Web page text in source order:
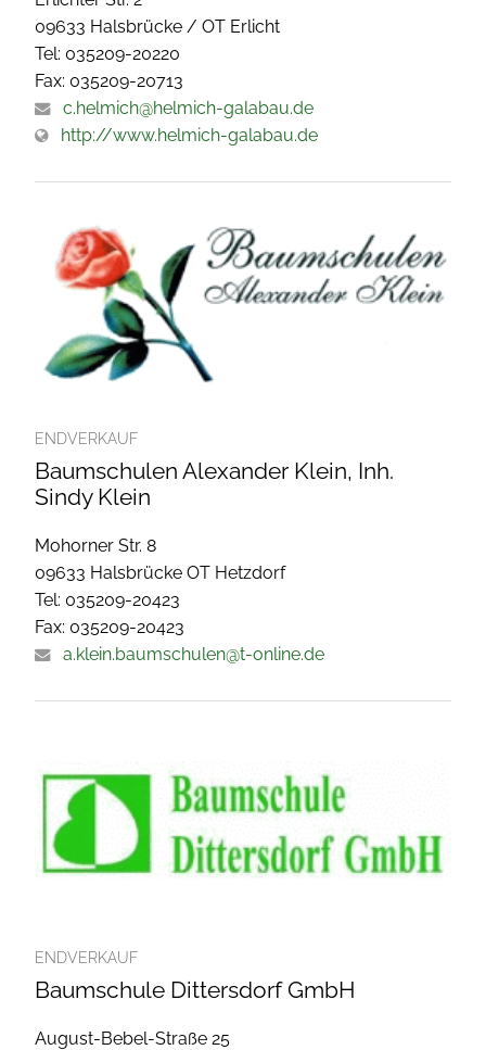
09633 Halsbrücke / OT Erlicht
Tel: 035209-20220
Fax: 035209-20713
c.helmich@helmich-galabau.de
http://www.helmich-galabau.de
ENDVERKAUF
Baumschulen Alexander Klein, Inh.
Sindy Klein
Mohorner Str. 8
09633 Halsbrücke OT Hetzdorf
Tel: 035209-20423
Fax: 035209-20423
a.klein.baumschulen@t-online.de
ENDVERKAUF
Baumschule Dittersdorf GmbH
August-Bebel-Straße 25